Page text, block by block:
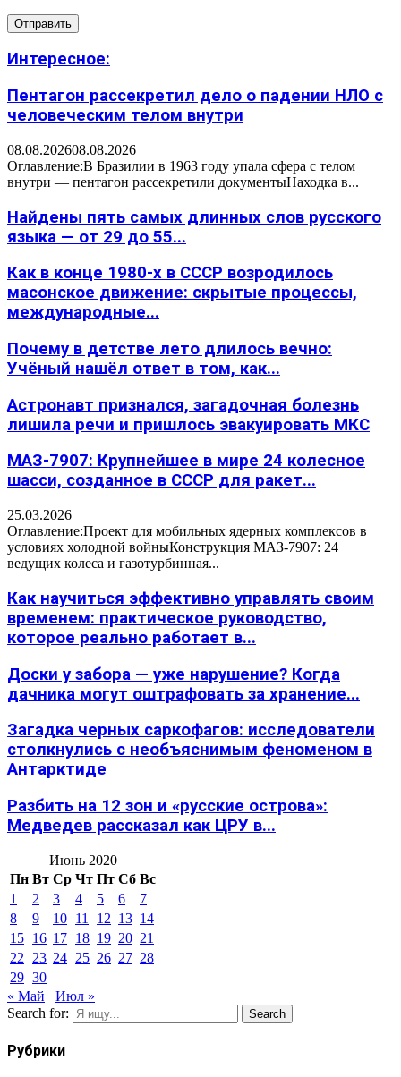
Интересное:
Пентагон рассекретил дело о падении НЛО с
человеческим телом внутри
08.08.202608.08.2026
Оглавление:В Бразилии в 1963 году упала сфера с телом
внутри — пентагон рассекретили документыНаходка в...
Найдены пять самых длинных слов русского
языка — от 29 до 55...
Как в конце 1980-х в СССР возродилось
масонское движение: скрытые процессы,
международные...
Почему в детстве лето длилось вечно:
Учёный нашёл ответ в том, как...
Астронавт признался, загадочная болезнь
лишила речи и пришлось эвакуировать МКС
МАЗ-7907: Крупнейшее в мире 24 колесное
шасси, созданное в СССР для ракет...
25.03.2026
Оглавление:Проект для мобильных ядерных комплексов в
условиях холодной войныКонструкция МАЗ-7907: 24
ведущих колеса и газотурбинная...
Как научиться эффективно управлять своим
временем: практическое руководство,
которое реально работает в...
Доски у забора — уже нарушение? Когда
дачника могут оштрафовать за хранение...
Загадка черных саркофагов: исследователи
столкнулись с необъяснимым феноменом в
Антарктиде
Разбить на 12 зон и «русские острова»:
Медведев рассказал как ЦРУ в...
Июнь 2020
Пн Вт Ср Чт Пт Сб Вс
1
2 3 4 5 6
7
8
9 10 11 12 13 14
15 16 17 18 19 20 21
22
23 24 25 26 27 28
29 30
« Май
Июл »
Search for:
Search
Рубрики